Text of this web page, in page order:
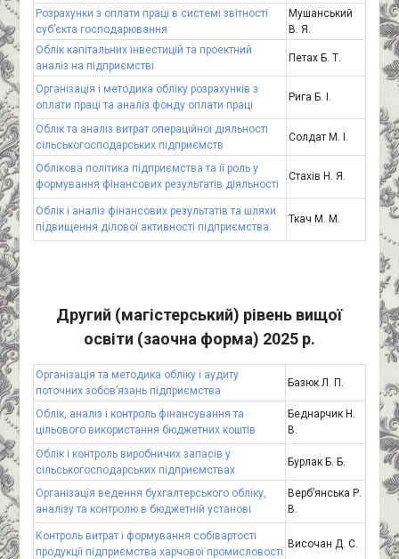
Розрахунки з оплати праці в системі звітності
суб’єкта господарювання
Мушанський
В. Я.
Облік капітальних інвестицій та проектний
аналіз на підприємстві
Петах Б. Т.
Організація і методика обліку розрахунків з
оплати праці та аналіз фонду оплати праці
Рига Б. І.
Облік та аналіз витрат операційної діяльності
сільськогосподарських підприємств
Солдат М. І.
Облікова політика підприємства та її роль у
формування фінансових результатів діяльності
Стахів Н. Я.
Облік і аналіз фінансових результатів та шляхи
підвищення ділової активності підприємства
Ткач М. М.
Другий (магістерський) рівень вищої
освіти (заочна форма) 2025 р.
Організація та методика обліку і аудиту
поточних зобов’язань підприємства
Базюк Л. П.
Облік, аналіз і контроль фінансування та
цільового використання бюджетних коштів
Беднарчик Н.
В.
Облік і контроль виробничих запасів у
сільськогосподарських підприємствах
Бурлак Б. Б.
Організація ведення бухгалтерського обліку,
аналізу та контролю в бюджетній установі
Верб’янська Р.
В.
Контроль витрат і формування собівартості
продукції підприємства харчової промисловості
Височан Д. С.